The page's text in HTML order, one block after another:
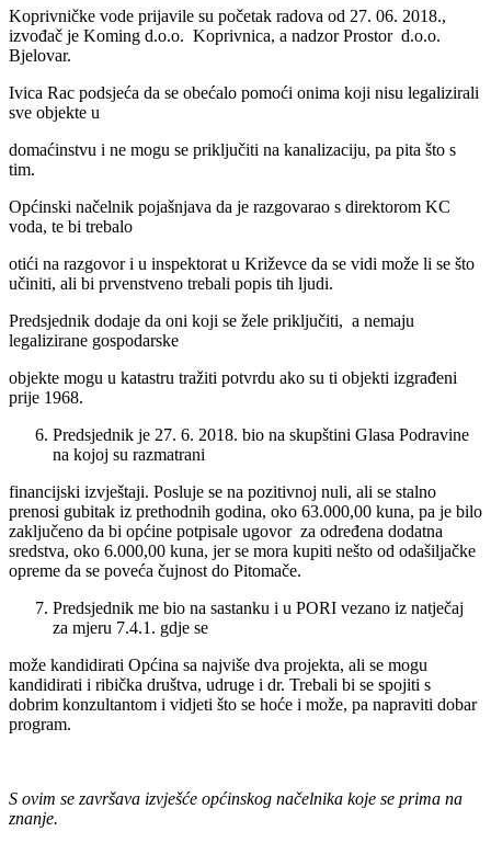
Koprivničke vode prijavile su početak radova od 27. 06. 2018.,
izvođač je Koming d.o.o. Koprivnica, a nadzor Prostor d.o.o.
Bjelovar.
Ivica Rac podsjeća da se obećalo pomoći onima koji nisu legalizirali
sve objekte u
domaćinstvu i ne mogu se priključiti na kanalizaciju, pa pita što s
tim.
Općinski načelnik pojašnjava da je razgovarao s direktorom KC
voda, te bi trebalo
otići na razgovor i u inspektorat u Križevce da se vidi može li se što
učiniti, ali bi prvenstveno trebali popis tih ljudi.
Predsjednik dodaje da oni koji se žele priključiti, a nemaju
legalizirane gospodarske
objekte mogu u katastru tražiti potvrdu ako su ti objekti izgrađeni
prije 1968.
Predsjednik je 27. 6. 2018. bio na skupštini Glasa Podravine
na kojoj su razmatrani
financijski izvještaji. Posluje se na pozitivnoj nuli, ali se stalno
prenosi gubitak iz prethodnih godina, oko 63.000,00 kuna, pa je bilo
zaključeno da bi općine potpisale ugovor za određena dodatna
sredstva, oko 6.000,00 kuna, jer se mora kupiti nešto od odašiljačke
opreme da se poveća čujnost do Pitomače.
Predsjednik me bio na sastanku i u PORI vezano iz natječaj
za mjeru 7.4.1. gdje se
može kandidirati Općina sa najviše dva projekta, ali se mogu
kandidirati i ribička društva, udruge i dr. Trebali bi se spojiti s
dobrim konzultantom i vidjeti što se hoće i može, pa napraviti dobar
program.
S ovim se završava izvješće općinskog načelnika koje se prima na
znanje.